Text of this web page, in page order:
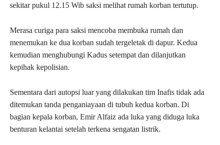
sekitar pukul 12.15 Wib saksi melihat rumah korban tertutup.
Merasa curiga para saksi mencoba membuka rumah dan
menemukan ke dua korban sudah tergeletak di dapur. Kedua
kemudian menghubungi Kadus setempat dan dilanjutkan
kepihak kepolisian.
Sementara dari autopsi luar yang dilakukan tim Inafis tidak ada
ditemukan tanda penganiayaan di tubuh kedua korban. Di
bagian kepala korban, Emir Alfaiz ada luka yang diduga luka
benturan kelantai setelah terkena sengatan listrik.